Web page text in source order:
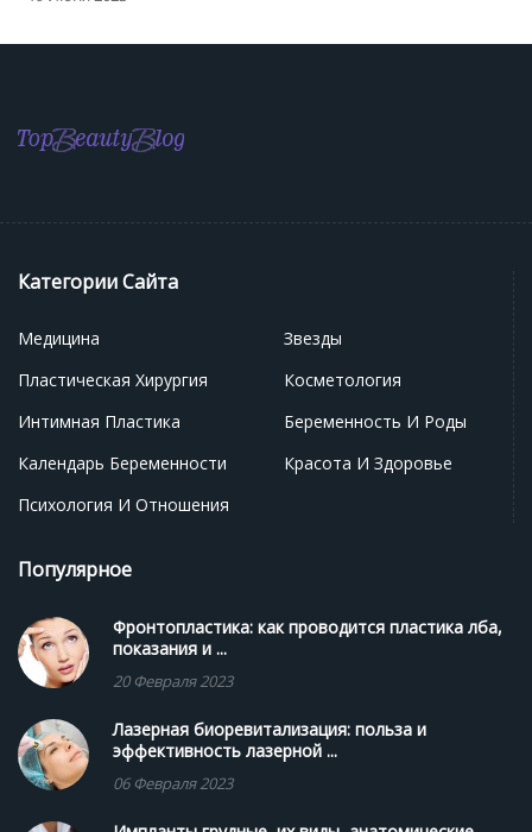
Категории Сайта
Медицина
Звезды
Пластическая Хирургия
Косметология
Интимная Пластика
Беременность И Роды
Календарь Беременности
Красота И Здоровье
Психология И Отношения
Популярное
Фронтопластика: как проводится пластика лба,
показания и ...
20 Февраля 2023
Лазерная биоревитализация: польза и
эффективность лазерной ...
06 Февраля 2023